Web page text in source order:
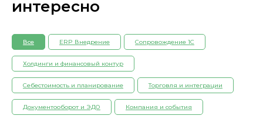
интересно
Все ERP Внедрение Сопровождение 1С
Холдинги и финансовый контур
Себестоимость и планирование Торговля и интеграции
Документооборот и ЭДО Компания и события